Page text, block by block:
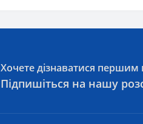
Хочете дізнаватися першим
Підпишіться на нашу